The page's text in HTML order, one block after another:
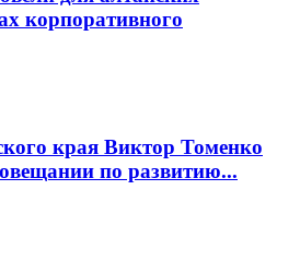
корпоративного
края Виктор Томенко
по развитию...